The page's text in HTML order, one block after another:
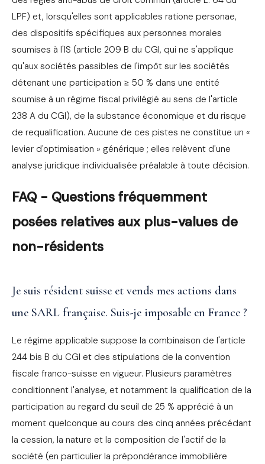
LPF) et, lorsqu'elles sont applicables ratione personae,
des dispositifs spécifiques aux personnes morales
soumises à l'IS (article 209 B du CGI, qui ne s'applique
qu'aux sociétés passibles de l'impôt sur les sociétés
détenant une participation ≥ 50 % dans une entité
soumise à un régime fiscal privilégié au sens de l'article
238 A du CGI), de la substance économique et du risque
de requalification. Aucune de ces pistes ne constitue un «
levier d'optimisation » générique ; elles relèvent d'une
analyse juridique individualisée préalable à toute décision.
FAQ - Questions fréquemment
posées relatives aux plus-values de
non-résidents
Je suis résident suisse et vends mes actions dans
une SARL française. Suis-je imposable en France ?
Le régime applicable suppose la combinaison de l'article
244 bis B du CGI et des stipulations de la convention
fiscale franco-suisse en vigueur. Plusieurs paramètres
conditionnent l'analyse, et notamment la qualification de la
participation au regard du seuil de 25 % apprécié à un
moment quelconque au cours des cinq années précédant
la cession, la nature et la composition de l'actif de la
société (en particulier la prépondérance immobilière